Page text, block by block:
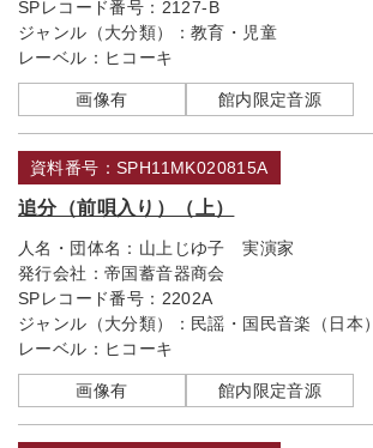
SPレコード番号： 2127-B
ジャンル（大分類）： 教育・児童
レーベル： ヒコーキ
画像有 館内限定音源
資料番号：SPH11MK020815A
追分（前唄入り）（上）
人名・団体名： 山上じゆ子 実演家
発行会社： 帝国蓄音器商会
SPレコード番号： 2202A
ジャンル（大分類）： 民謡・国民音楽（日本）
レーベル： ヒコーキ
画像有 館内限定音源